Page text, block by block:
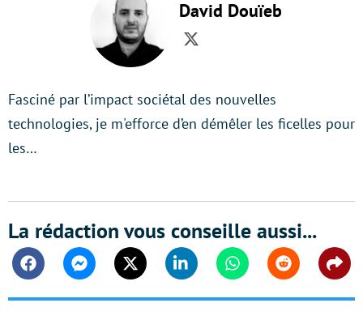
David Douïeb
Twitter
Fasciné par l’impact sociétal des nouvelles
technologies, je m'efforce d’en démêler les ficelles pour
les…
La rédaction vous conseille aussi...
FacebookMessengerTwitter Linkedin WhatsappReddit